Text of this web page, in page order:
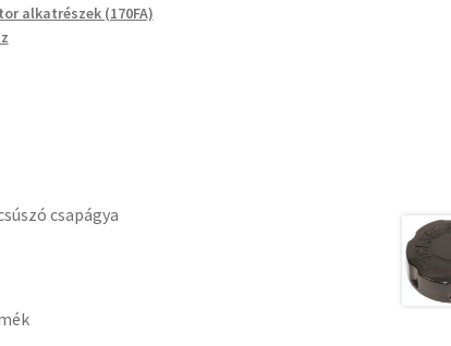
alkatrészek (170FA)
csapágya